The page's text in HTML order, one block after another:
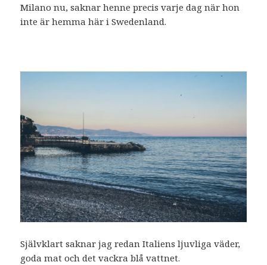
Milano nu, saknar henne precis varje dag när hon
inte är hemma här i Swedenland.
Självklart saknar jag redan Italiens ljuvliga väder,
goda mat och det vackra blå vattnet.